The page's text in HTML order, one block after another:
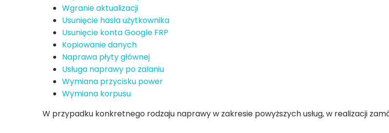
Wgranie aktualizacji
Usunięcie hasła użytkownika
Usunięcie konta Google FRP
Kopiowanie danych
Naprawa płyty głównej
Usługa naprawy po zalaniu
Wymiana przycisku power
Wymiana korpusu
W przypadku konkretnego rodzaju naprawy w zakresie powyższych usług, w realizacji